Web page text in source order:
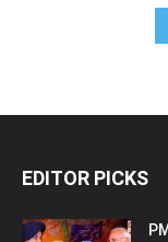
EDITOR PICKS